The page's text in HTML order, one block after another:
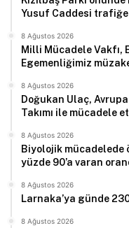
Yusuf Caddesi
8 Ağustos 2026
Milli Mücadele Vakfı,
Egemenliğimiz
8 Ağustos 2026
Doğukan Ulaç,
Takımı ile mücadele
8 Ağustos 2026
Biyolojik mücadelede
yüzde 90’a varan
8 Ağustos 2026
Larnaka’ya günde
8 Ağustos 2026